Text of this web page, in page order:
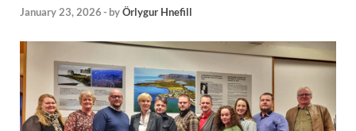
January 23, 2026- byÖrlygur Hnefill